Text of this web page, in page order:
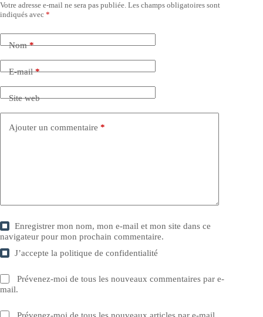
Votre adresse e-mail ne sera pas publiée. Les champs obligatoires sont
indiqués avec *
Nom*
E-mail*
Site web
Ajouter un commentaire *
Enregistrer mon nom, mon e-mail et mon site dans ce
navigateur pour mon prochain commentaire.
J’accepte lapolitique de confidentialité
Prévenez-moi de tous les nouveaux commentaires par e-
mail.